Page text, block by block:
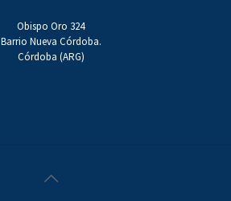
Obispo Oro 324
Barrio Nueva Córdoba.
Córdoba (ARG)